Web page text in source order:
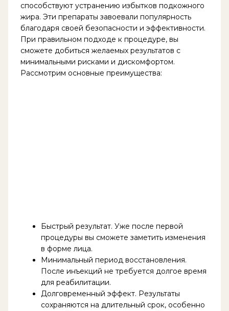
способствуют устранению избытков подкожного
жира. Эти препараты завоевали популярность
благодаря своей безопасности и эффективности.
При правильном подходе к процедуре, вы
сможете добиться желаемых результатов с
минимальными рисками и дискомфортом.
Рассмотрим основные преимущества:
Быстрый результат. Уже после первой
процедуры вы сможете заметить изменения
в форме лица.
Минимальный период восстановления.
После инъекций не требуется долгое время
для реабилитации.
Долговременный эффект. Результаты
сохраняются на длительный срок, особенно